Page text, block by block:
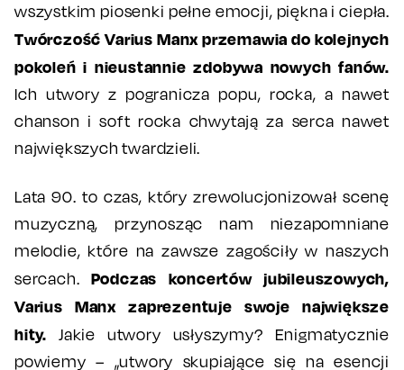
wszystkim piosenki pełne emocji, piękna i ciepła.
Twórczość Varius Manx przemawia do kolejnych
pokoleń i nieustannie zdobywa nowych fanów.
Ich utwory z pogranicza popu, rocka, a nawet
chanson i soft rocka chwytają za serca nawet
największych twardzieli.
Lata 90. to czas, który zrewolucjonizował scenę
muzyczną, przynosząc nam niezapomniane
melodie, które na zawsze zagościły w naszych
sercach. Podczas koncertów jubileuszowych,
Varius Manx zaprezentuje swoje największe
hity. Jakie utwory usłyszymy? Enigmatycznie
powiemy – „utwory skupiające się na esencji